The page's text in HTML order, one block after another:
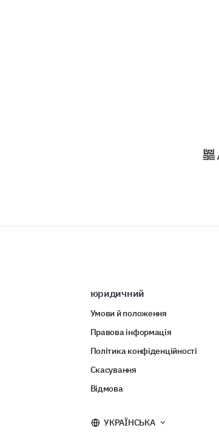
юридичний
Умови й положення
Правова інформація
Політика конфіденційності
Скасування
Відмова
УКРАЇНСЬКА